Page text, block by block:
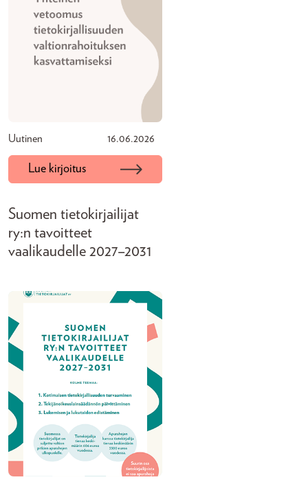
Uutinen 16.06.2026
Lue kirjoitus
Suomen tietokirjailijat
ry:n tavoitteet
vaalikaudelle 2027–2031